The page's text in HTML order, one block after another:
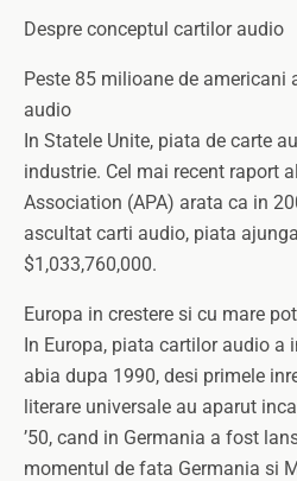
Despre conceptul cartilor audio
Peste 85 milioane de americani
audio
In Statele Unite, piata de carte
industrie. Cel mai recent raport
Association (APA) arata ca in
ascultat carti audio, piata
$1,033,760,000.
Europa in crestere si cu mare
In Europa, piata cartilor audio a
abia dupa 1990, desi primele
literare universale au aparut
’50, cand in Germania a fost
momentul de fata Germania si